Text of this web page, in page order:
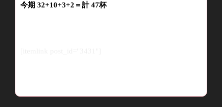
今期 32+10+3+2 ＝計47杯